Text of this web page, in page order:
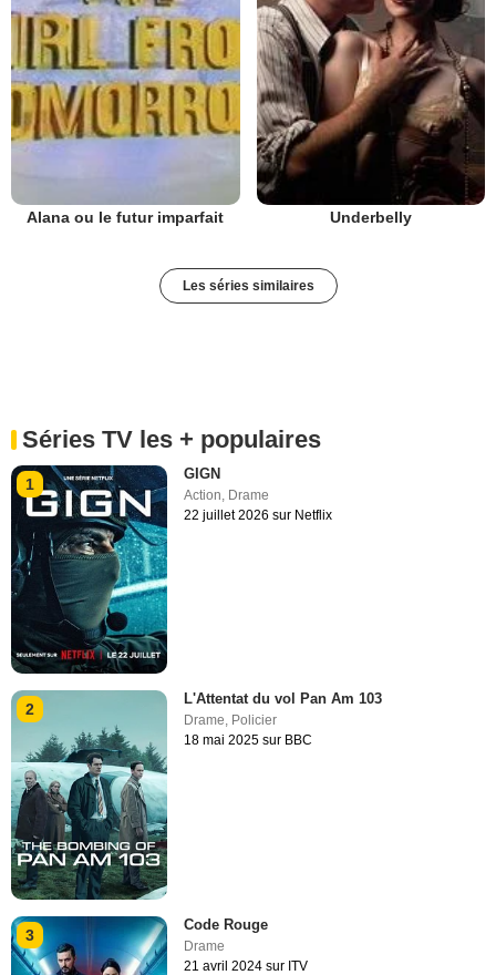
Alana ou le futur imparfait Underbelly
Les séries similaires
Séries TV les + populaires
1
GIGN
Action, Drame
22 juillet 2026 sur Netflix
2
L'Attentat du vol Pan Am 103
Drame, Policier
18 mai 2025 sur BBC
3
Code Rouge
Drame
21 avril 2024 sur ITV